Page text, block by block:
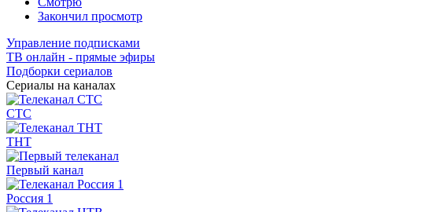
Закончил просмотр
Управление подписками
ТВ онлайн - прямые эфиры
Подборки сериалов
Сериалы на каналах
СТС
ТНТ
Первый канал
Россия 1